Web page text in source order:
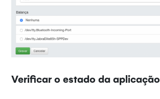
Verificar o estado da aplicação